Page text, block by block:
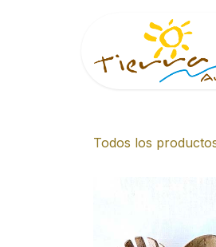
Todos los